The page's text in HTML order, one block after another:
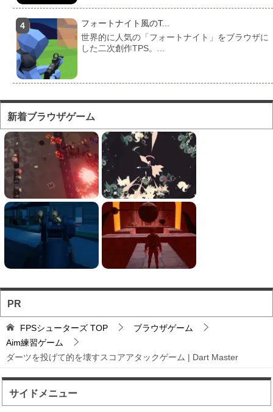
フォートナイト風のT...
世界的に人気の「フォートナイト」をブラウザに
した二次創作TPS。...
フォートナイト風のマ...
対人ゲームとしてかなり人気の高い「フォートナ
イト」をブラウザで遊...
自動で動くクロスヘア...
自動照準で動くスナイパーのズームみたいな視点
でハイスコアを目指す...
フォートナイト風の建...
フォートナイト風の建築バトルが楽しめる無料ブ
ソロとチーム戦を様々...
新着ブラウザゲーム
PR
FPSシューターズ TOP
ブラウザゲーム
Aim練習ゲーム
ダーツを投げて的を壊すスコアアタックゲーム | Dart Master
サイドメニュー